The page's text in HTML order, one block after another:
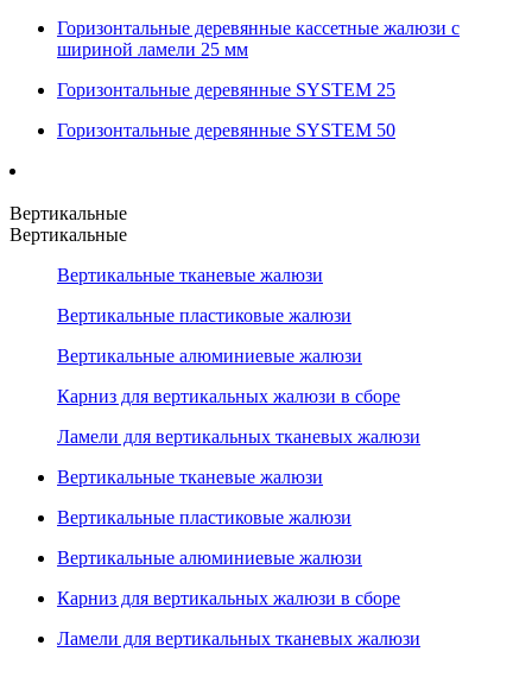
Горизонтальные деревянные кассетные жалюзи с
шириной ламели 25 мм
Горизонтальные деревянные SYSTEM 25
Горизонтальные деревянные SYSTEM 50
Вертикальные
Вертикальные
Вертикальные тканевые жалюзи
Вертикальные пластиковые жалюзи
Вертикальные алюминиевые жалюзи
Карниз для вертикальных жалюзи в сборе
Ламели для вертикальных тканевых жалюзи
Вертикальные тканевые жалюзи
Вертикальные пластиковые жалюзи
Вертикальные алюминиевые жалюзи
Карниз для вертикальных жалюзи в сборе
Ламели для вертикальных тканевых жалюзи